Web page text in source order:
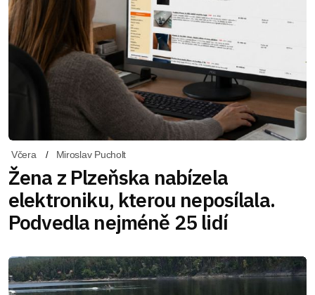
Včera Miroslav Pucholt
Žena z Plzeňska nabízela
elektroniku, kterou neposílala.
Podvedla nejméně 25 lidí